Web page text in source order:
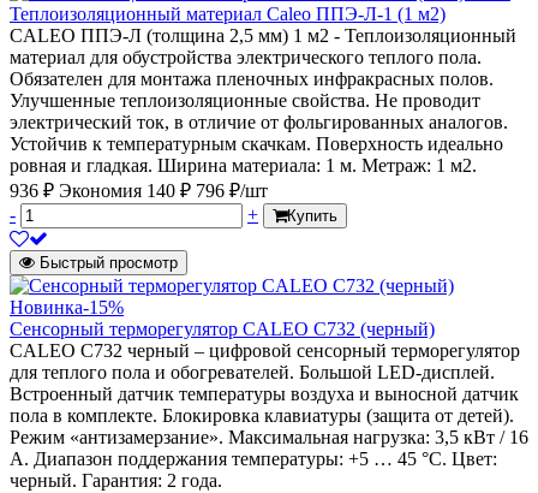
Теплоизоляционный материал Caleo ППЭ-Л-1 (1 м2)
CALEO ППЭ-Л (толщина 2,5 мм) 1 м2 - Теплоизоляционный
материал для обустройства электрического теплого пола.
Обязателен для монтажа пленочных инфракрасных полов.
Улучшенные теплоизоляционные свойства. Не проводит
электрический ток, в отличие от фольгированных аналогов.
Устойчив к температурным скачкам. Поверхность идеально
ровная и гладкая. Ширина материала: 1 м. Метраж: 1 м2.
936 ₽ Экономия 140 ₽ 796 ₽/шт
-
+ Купить
Быстрый просмотр
Новинка-15%
Сенсорный терморегулятор CALEO C732 (черный)
CALEO С732 черный – цифровой сенсорный терморегулятор
для теплого пола и обогревателей. Большой LED-дисплей.
Встроенный датчик температуры воздуха и выносной датчик
пола в комплекте. Блокировка клавиатуры (защита от детей).
Режим «антизамерзание». Максимальная нагрузка: 3,5 кВт / 16
А. Диапазон поддержания температуры: +5 … 45 °С. Цвет:
черный. Гарантия: 2 года.